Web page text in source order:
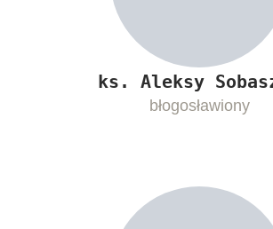
ks. Aleksy
błogosławiony